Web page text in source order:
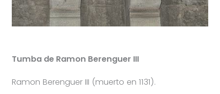
Tumba de Ramon Berenguer III
Ramon Berenguer III (muerto en 1131).